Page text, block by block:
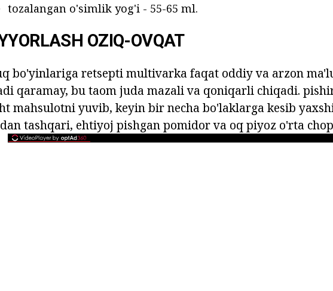
tozalangan o'simlik yog'i - 55-65 ml.
OZIQ-OVQAT
bo'yinlariga retsepti multivarka faqat oddiy va arzon
qaramay, bu taom juda mazali va qoniqarli chiqadi.
mahsulotni yuvib, keyin bir necha bo'laklarga kesib
tashqari, ehtiyoj pishgan pomidor va oq piyoz o'rta